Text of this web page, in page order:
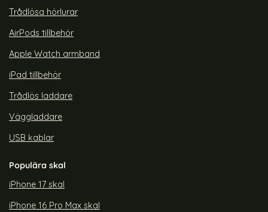
Trådlösa hörlurar
AirPods tillbehör
Apple Watch armband
iPad tillbehör
Trådlös laddare
Väggladdare
USB kablar
Populära skal
iPhone 17 skal
iPhone 16 Pro Max skal